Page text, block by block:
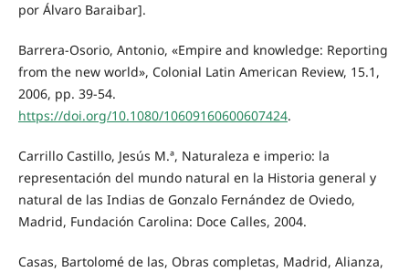
por Álvaro Baraibar].
Barrera-Osorio, Antonio, «Empire and knowledge: Reporting
from the new world», Colonial Latin American Review, 15.1,
2006, pp. 39-54.
https://doi.org/10.1080/10609160600607424.
Carrillo Castillo, Jesús M.ª, Naturaleza e imperio: la
representación del mundo natural en la Historia general y
natural de las Indias de Gonzalo Fernández de Oviedo,
Madrid, Fundación Carolina: Doce Calles, 2004.
Casas, Bartolomé de las, Obras completas, Madrid, Alianza,